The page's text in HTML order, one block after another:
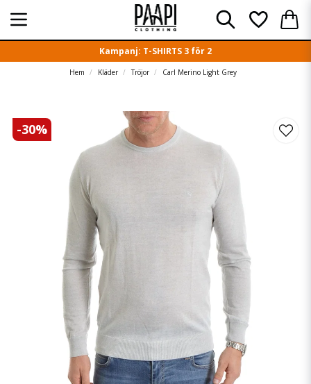
Kampanj: T-SHIRTS 3 för 2
Hem Kläder Tröjor Carl Merino Light Grey
-30%